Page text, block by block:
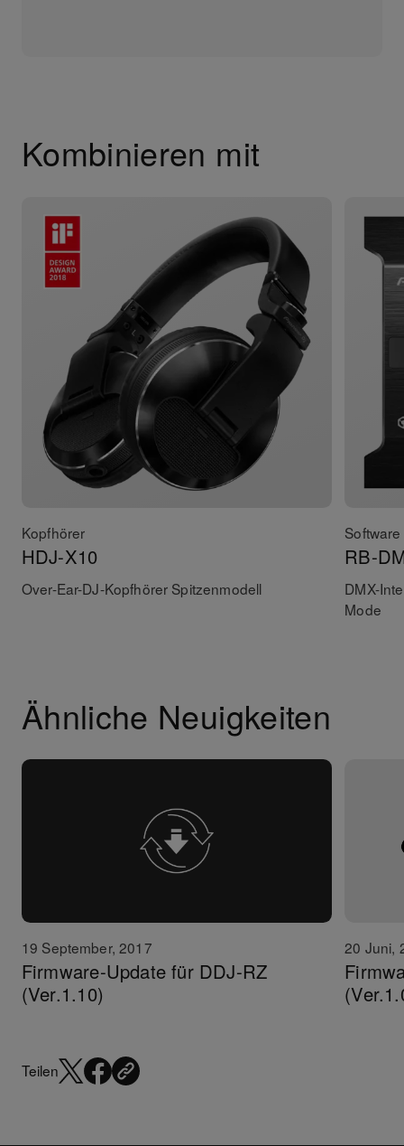
Kombinieren mit
Kopfhörer
HDJ-X10
Over-Ear-DJ-Kopfhörer Spitzenmodell
RB-
DMX-
Mode
Ähnliche Neuigkeiten
19 September, 2017
Firmware-Update für DDJ-RZ
(Ver.1.10)
20 Juni,
Teilen